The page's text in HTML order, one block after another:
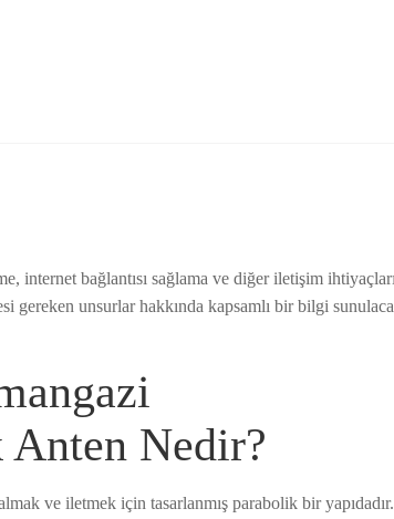
internet bağlantısı sağlama ve diğer iletişim
gereken unsurlar hakkında kapsamlı bir bilgi
Anten Nedir?
ve iletmek için tasarlanmış parabolik bir